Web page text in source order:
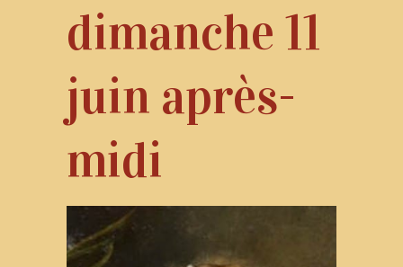
dimanche 11
juin après-
midi